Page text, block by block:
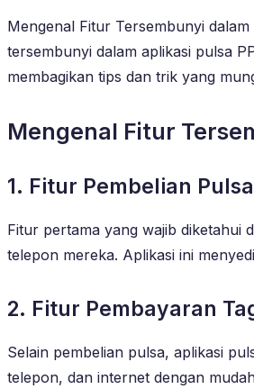
Mengenal Fitur Tersembunyi
tersembunyi dalam aplikasi pulsa
membagikan tips dan trik yang
Mengenal Fitur
1. Fitur Pembelian Pulsa
Fitur pertama yang wajib diketahui
telepon mereka. Aplikasi ini
2. Fitur Pembayaran
Selain pembelian pulsa, aplikasi
telepon, dan internet dengan